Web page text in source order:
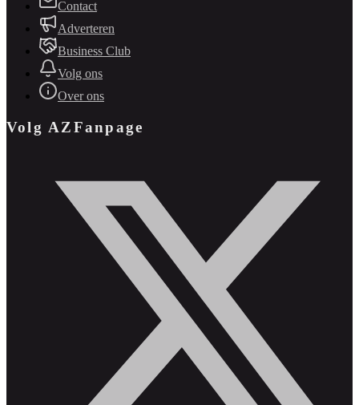
Contact
Adverteren
Business Club
Volg ons
Over ons
Volg AZFanpage